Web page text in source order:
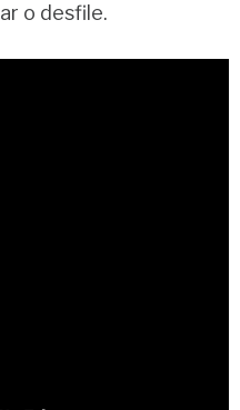
o desfile.